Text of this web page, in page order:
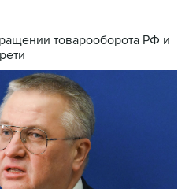
товарооборота РФ и